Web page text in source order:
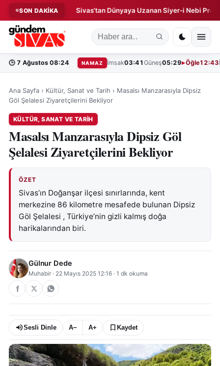
SON DAKİKA
◆ Sivas'tan Dünyaya Uzanan Siyer-i Nebi Projesi!
🕒 7 Ağustos 08:24 NAMAZ İmsak03:41 Güneş05:29 Öğle12:43
Ana Sayfa › Kültür, Sanat ve Tarih › Masalsı Manzarasıyla Dipsiz
Göl Şelalesi Ziyaretçilerini Bekliyor
KÜLTÜR, SANAT VE TARIH
Masalsı Manzarasıyla Dipsiz Göl
Şelalesi Ziyaretçilerini Bekliyor
ÖZET
Sivas’ın Doğanşar ilçesi sınırlarında, kent
merkezine 86 kilometre mesafede bulunan Dipsiz
Göl Şelalesi , Türkiye’nin gizli kalmış doğa
harikalarından biri.
Gülnur Dede
Muhabir · 22 Mayıs 2025 12:16 · 1 dk okuma
Sesli Dinle A− A+ Kaydet